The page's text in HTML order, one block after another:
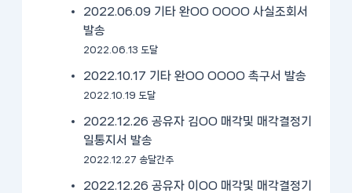
2022.06.09 기타 완OO OOOO 사실조회서
발송
2022.06.13 도달
2022.10.17 기타 완OO OOOO 촉구서 발송
2022.10.19 도달
2022.12.26 공유자 김OO 매각및 매각결정기
일통지서 발송
2022.12.27 송달간주
2022.12.26 공유자 이OO 매각및 매각결정기